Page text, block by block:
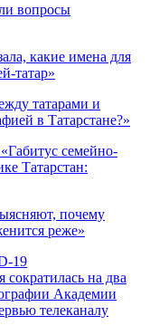
вопросы
какие имена для
татар»
татарами и
в Татарстане?»
семейно-
Татарстан:
почему
реже»
19
на два
Академии
телеканалу